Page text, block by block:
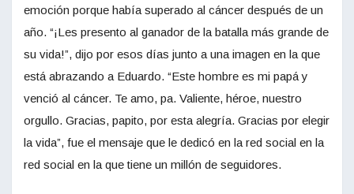
emoción porque había superado al cáncer después de un
año. “¡Les presento al ganador de la batalla más grande de
su vida!”, dijo por esos días junto a una imagen en la que
está abrazando a Eduardo. “Este hombre es mi papá y
venció al cáncer. Te amo, pa. Valiente, héroe, nuestro
orgullo. Gracias, papito, por esta alegría. Gracias por elegir
la vida”, fue el mensaje que le dedicó en la red social en la
red social en la que tiene un millón de seguidores.